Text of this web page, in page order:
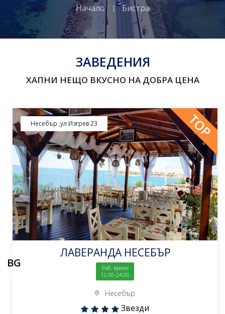
Начало Бистра
ЗАВЕДЕНИЯ
ХАПНИ НЕЩО ВКУСНО НА ДОБРА ЦЕНА
Несебър ,ул Изгрев 23 TOP
ЛАВЕРАНДА НЕСЕБЪР
Раб. време
12.00-24.00
Несебър
Звезди
BG